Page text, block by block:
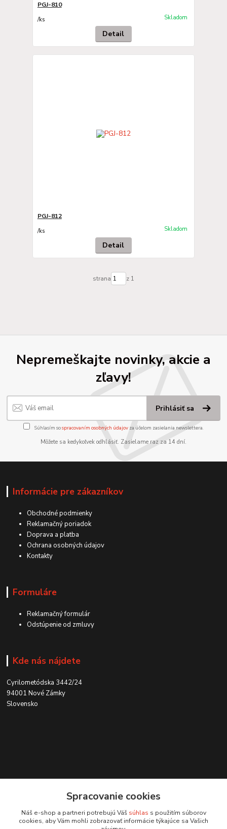
PGJ-810
/ks Skladom
Detail
PGJ-812
/ks Skladom
Detail
strana z 1
Nepremeškajte novinky, akcie a
zľavy!
Prihlásiť sa
Súhlasím sospracovaním osobných údajov za účelom zasielania newslettera.
Môžete sa kedykoľvek odhlásiť. Zasielame raz za 14 dní.
Informácie pre zákazníkov
Obchodné podmienky
Reklamačný poriadok
Doprava a platba
Ochrana osobných údajov
Kontakty
Formuláre
Reklamačný formulár
Odstúpenie od zmluvy
Kde nás nájdete
Cyrilometódska 3442/24
94001 Nové Zámky
Slovensko
0915 707 737
(Po-Pia, 8-15 hod.)
Spracovanie cookies
Náš e-shop a partneri potrebujú Váš súhlas s použitím súborov
cookies, aby Vám mohli zobrazovať informácie týkajúce sa Vašich